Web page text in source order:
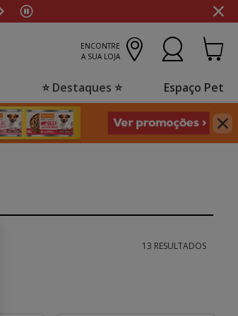
ENCONTRE
A SUA LOJA
⭐ Destaques ⭐ Espaço Pet
13 RESULTADOS